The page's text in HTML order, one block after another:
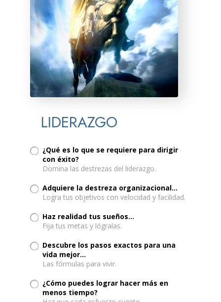
LIDERAZGO
¿Qué es lo que se requiere para dirigir
con éxito?
Domina las destrezas del liderazgo.
Adquiere la destreza organizacional...
Logra tus objetivos con velocidad y facilidad.
Haz realidad tus sueños...
Fija tus metas y lógralas.
Descubre los pasos exactos para una
vida mejor…
Las fórmulas para vivir.
¿Cómo puedes lograr hacer más en
menos tiempo?